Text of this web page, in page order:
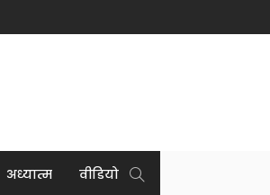
अध्यात्म वीडियो